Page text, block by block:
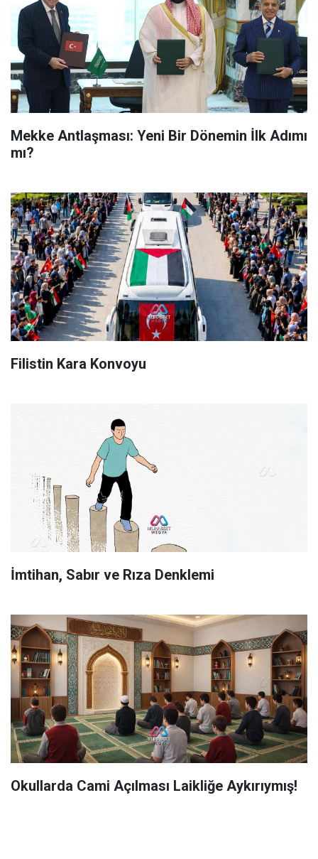
Mekke Antlaşması: Yeni Bir Dönemin İlk Adımı
mı?
Filistin Kara Konvoyu
İmtihan, Sabır ve Rıza Denklemi
Okullarda Cami Açılması Laikliğe Aykırıymış!